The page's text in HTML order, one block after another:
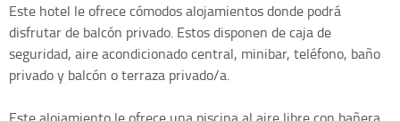
Este hotel le ofrece cómodos alojamientos donde podrá
disfrutar de balcón privado. Estos disponen de caja de
seguridad, aire acondicionado central, minibar, teléfono, baño
privado y balcón o terraza privado/a.